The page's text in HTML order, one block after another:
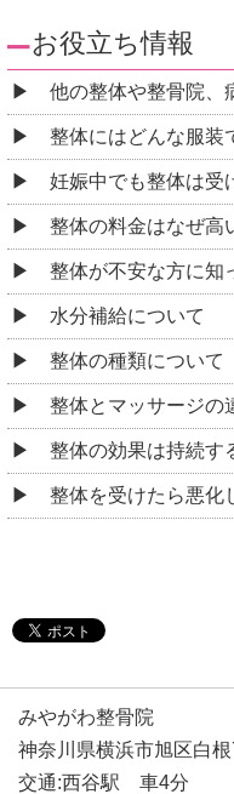
整体を受けたら悪化
みやがわ整骨院
神奈川県横浜市旭区白
交通:西谷駅 車4分
鶴ヶ峰駅 車8分
神奈中バス停「金草沢
TEL:045-744-5038
営業時間:
平日 9:00～13:00/15:00
土曜 9:00～13:00
Copyright © 2026
PC表示